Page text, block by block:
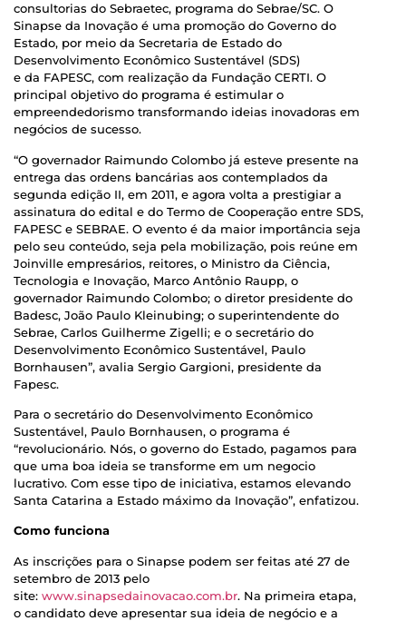
consultorias do Sebraetec, programa do Sebrae/SC. O
Sinapse da Inovação é uma promoção do Governo do
Estado, por meio da Secretaria de Estado do
Desenvolvimento Econômico Sustentável (SDS)
e da FAPESC, com realização da Fundação CERTI. O
principal objetivo do programa é estimular o
empreendedorismo transformando ideias inovadoras em
negócios de sucesso.
“O governador Raimundo Colombo já esteve presente na
entrega das ordens bancárias aos contemplados da
segunda edição II, em 2011, e agora volta a prestigiar a
assinatura do edital e do Termo de Cooperação entre SDS,
FAPESC e SEBRAE. O evento é da maior importância seja
pelo seu conteúdo, seja pela mobilização, pois reúne em
Joinville empresários, reitores, o Ministro da Ciência,
Tecnologia e Inovação, Marco Antônio Raupp, o
governador Raimundo Colombo; o diretor presidente do
Badesc, João Paulo Kleinubing; o superintendente do
Sebrae, Carlos Guilherme Zigelli; e o secretário do
Desenvolvimento Econômico Sustentável, Paulo
Bornhausen”, avalia Sergio Gargioni, presidente da
Fapesc.
Para o secretário do Desenvolvimento Econômico
Sustentável, Paulo Bornhausen, o programa é
“revolucionário. Nós, o governo do Estado, pagamos para
que uma boa ideia se transforme em um negocio
lucrativo. Com esse tipo de iniciativa, estamos elevando
Santa Catarina a Estado máximo da Inovação”, enfatizou.
Como funciona
As inscrições para o Sinapse podem ser feitas até 27 de
setembro de 2013 pelo
site: www.sinapsedainovacao.com.br. Na primeira etapa,
o candidato deve apresentar sua ideia de negócio e a